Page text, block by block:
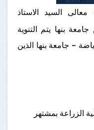
السيد الاستاذ
بنها يتم التنوية
– جامعة بنها الذين
الزراعة بمشتهر